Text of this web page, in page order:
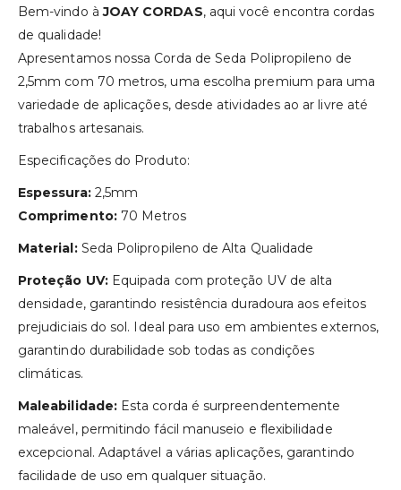
Bem-vindo àJOAY CORDAS, aqui você encontra cordas
de qualidade!
Apresentamos nossa Corda de Seda Polipropileno de
2,5mm com 70 metros, uma escolha premium para uma
variedade de aplicações, desde atividades ao ar livre até
trabalhos artesanais.
Especificações do Produto:
Espessura:2,5mm
Comprimento:70 Metros
Material:Seda Polipropileno de Alta Qualidade
Proteção UV:Equipada com proteção UV de alta
densidade, garantindo resistência duradoura aos efeitos
prejudiciais do sol. Ideal para uso em ambientes externos,
garantindo durabilidade sob todas as condições
climáticas.
Maleabilidade:Esta corda é surpreendentemente
maleável, permitindo fácil manuseio e flexibilidade
excepcional. Adaptável a várias aplicações, garantindo
facilidade de uso em qualquer situação.